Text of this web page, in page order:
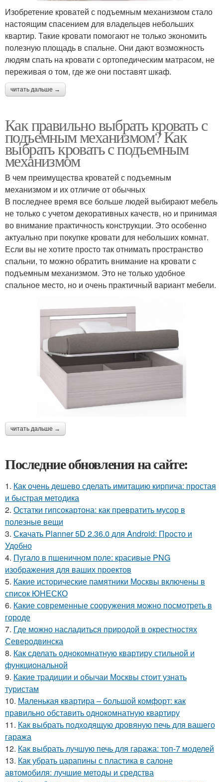
Изобретение кроватей с подъемным механизмом стало
настоящим спасением для владельцев небольших
квартир. Такие кровати помогают не только экономить
полезную площадь в спальне. Они дают возможность
людям спать на кровати с ортопедическим матрасом, не
переживая о том, где же они поставят шкаф.
читать дальше →
Как правильно выбрать кровать с
подъемным механизмом? Как
выбрать кровать с подъемным
механизмом
В чем преимущества кроватей с подъемным
механизмом и их отличие от обычных
В последнее время все больше людей выбирают мебель
не только с учетом декоративных качеств, но и принимая
во внимание практичность конструкции. Это особенно
актуально при покупке кровати для небольших комнат.
Если вы не хотите просто так отнимать пространство
спальни, то можно обратить внимание на кровати с
подъемным механизмом. Это не только удобное
спальное место, но и очень практичный вариант мебели.
читать дальше →
Последние обновления на сайте:
1. Как очень дешево сделать имитацию кирпича: простая
и быстрая методика
2. Остатки гипсокартона: как превратить мусор в
полезные вещи
3. Скачать Planner 5D 2.36.0 для Android: Просто и
Удобно
4. Пугало в пшеничном поле: красивые PNG
изображения для ваших проектов
5. Какие исторические памятники Москвы включены в
список ЮНЕСКО
6. Какие современные сооружения можно посмотреть в
городе
7. Где можно насладиться природой в окрестностях
Северодвинска
8. Как сделать однокомнатную квартиру стильной и
функциональной
9. Какие традиции и обычаи Москвы стоит узнать
туристам
10. Маленькая квартира – большой комфорт: как
правильно обставить однокомнатную квартиру
11. Как выбрать подходящую дровяную печь для вашего
гаража
12. Как выбрать лучшую печь для гаража: топ-7 моделей
13. Как убрать царапины с пластика в салоне
автомобиля: лучшие методы и средства